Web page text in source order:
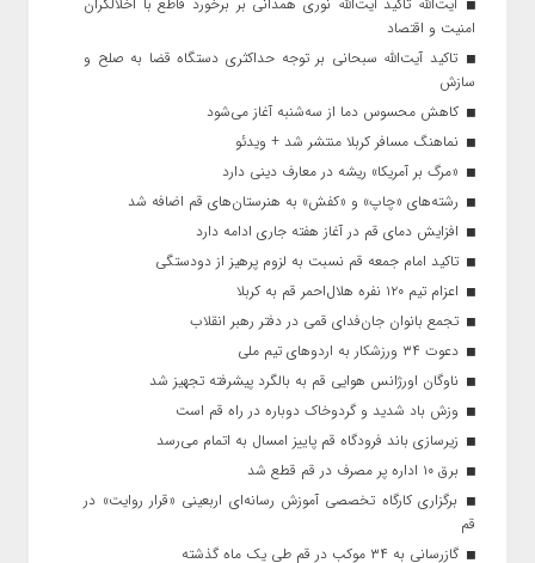
آیت‌الله تاکید آیت‌الله نوری همدانی بر برخورد قاطع با اخلالگران
امنیت و اقتصاد
تاکید آیت‌الله‌ سبحانی بر توجه حداکثری دستگاه قضا به صلح و
سازش
کاهش محسوس دما از سه‌شنبه آغاز می‌شود
نماهنگ مسافر کربلا منتشر شد + ویدئو
«مرگ بر آمریکا» ریشه در معارف دینی دارد
رشته‌های «چاپ» و «کفش» به هنرستان‌های قم اضافه شد
افزایش دمای قم در آغاز هفته جاری ادامه دارد
تاکید امام جمعه قم نسبت به لزوم پرهیز از دودستگی
اعزام تیم ۱۲۰ نفره هلال‌احمر قم به کربلا
تجمع بانوان جان‌فدای قمی در دفتر رهبر انقلاب
دعوت ۳۴ ورزشکار به اردوهای تیم ملی
ناوگان اورژانس هوایی قم به بالگرد پیشرفته تجهیز شد
وزش باد شدید و گردوخاک دوباره در راه قم است
زیرسازی باند فرودگاه قم پاییز امسال به اتمام می‌رسد
برق ۱۰ اداره پر مصرف در قم قطع شد
برگزاری کارگاه تخصصی آموزش رسانه‌ای اربعینی «قرار روایت» در
قم
گازرسانی به ۳۴ موکب در قم طی یک ماه گذشته